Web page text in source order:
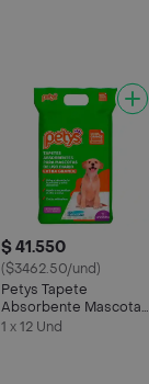
$ 41.550
($3462.50/und)
Petys Tapete
Absorbente Mascotas
Extra Grande
1 x 12 Und